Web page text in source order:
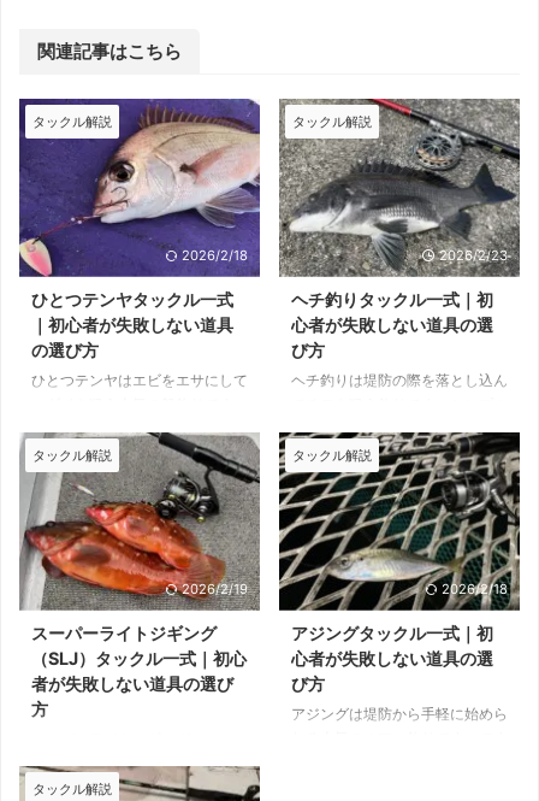
関連記事はこちら
タックル解説
2026/2/18
ひとつテンヤタックル一式
｜初心者が失敗しない道具
の選び方
ひとつテンヤはエビをエサにして
繊細さとパワーのバランスが求め
られるため、タックル選びが重要
になります。 とはいえ難しく考
える必要はありません。基準スペ
ックを押さえれば、一般的な近海
でのひとつテンヤには十分対応で
きます。 ひとつテンヤに必要な
基本タックル ロッド・リール・
ライン・テンヤの4点が基本で
す。水深20〜60m前後を想定し
た汎用セッティングを基準にしま
しょう。 迷ったらこの一式でOK
この構成で一般的なひとつテンヤ
タックル解説
2026/2/23
ヘチ釣りタックル一式｜初
心者が失敗しない道具の選
び方
ヘチ釣りは堤防の際を落とし込ん
な仕掛けですが、専用タックルが
あると圧倒的に釣りやすくなりま
す。 感度と操作性が重要です。
基準スペックを押さえれば初心者
でも十分始められます。 ヘチ釣
りに必要な基本タックル ロッ
ド・リール・ライン・仕掛け・エ
サの5点が基本です。堤防を想定
した汎用セッティングを基準にし
ましょう。 迷ったらこの一式で
OK この構成で一般的なヘチ釣り
は問題なく対応できます。
タックル解説
2026/2/19
スーパーライトジギング
（SLJ）タックル一式｜初心
者が失敗しない道具の選び
方
（=SLJ）は、軽量なメタルジグ
でさまざまな魚を狙える人気の船
タックル解説
2026/2/18
アジングタックル一式｜初
心者が失敗しない道具の選
び方
アジングは堤防から手軽に始めら
タックル解説